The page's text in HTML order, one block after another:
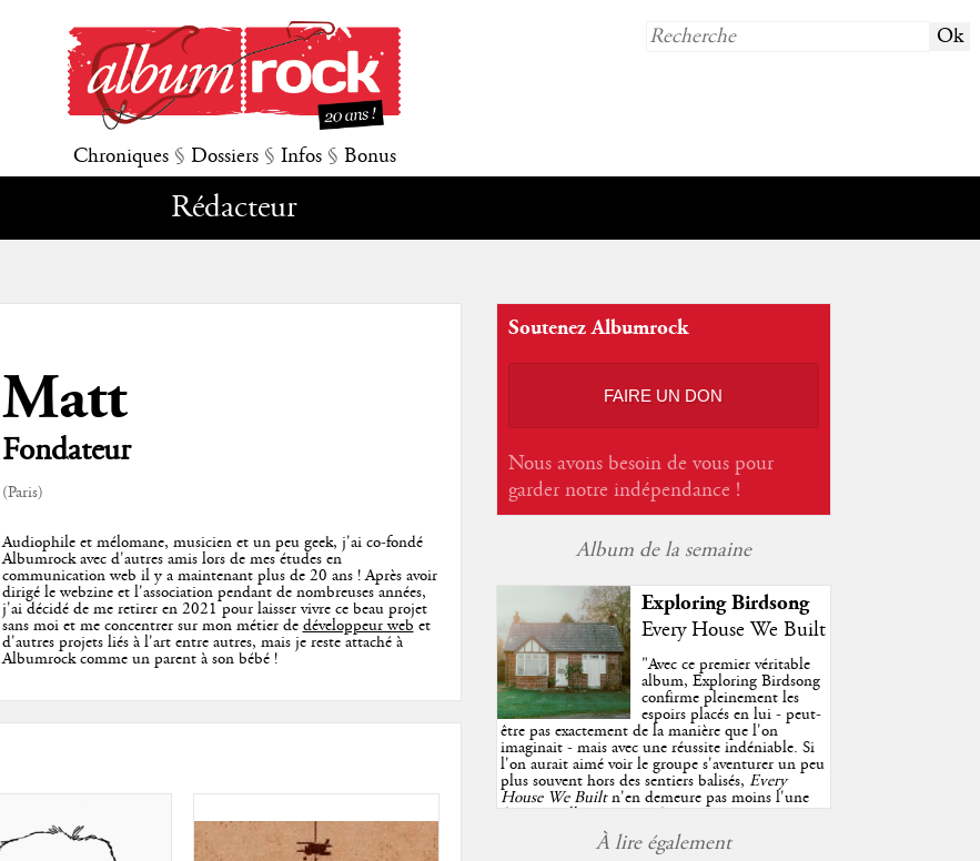
Chroniques § Dossiers § Infos § Bonus
Rédacteur
Matt
Fondateur
(Paris)
Audiophile et mélomane, musicien et un peu geek, j'ai co-fondé
Albumrock avec d'autres amis lors de mes études en
communication web il y a maintenant plus de 20 ans ! Après avoir
dirigé le webzine et l'association pendant de nombreuses années,
j'ai décidé de me retirer en 2021 pour laisser vivre ce beau projet
sans moi et me concentrer sur mon métier dedéveloppeur webet
d'autres projets liés à l'artentre autres, mais je reste attaché à
Albumrock comme un parent à son bébé !
Soutenez Albumrock
FAIRE UN DON
Nous avons besoin de vous pour
garder notre indépendance !
Album de la semaine
Exploring Birdsong
Every House We Built
"Avec ce premier véritable
album, Exploring Birdsong
confirme pleinement les
espoirs placés en lui - peut-
être pas exactement de la manière que l'on
imaginait - mais avec une réussite indéniable. Si
l'on aurait aimé voir le groupe s'aventurer un peu
plus souvent hors des sentiers balisés,Every
House We Builtn'en demeure pas moins l'une
des très belles surprises de cette année, porté par
plusieurs morceaux qui trouveront sans difficulté
une place de choix dans vos playlists estivales.
À lire également